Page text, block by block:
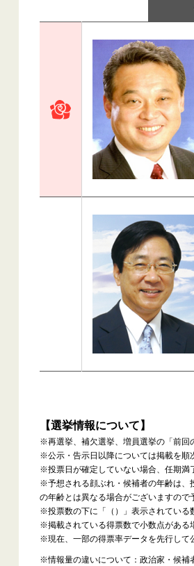
【選挙情報について】
※再選挙、補欠選挙、増員選挙の「前回
※公示・告示日以降については掲載を順
※投票日が確定していない場合、任期満
※予想される顔ぶれ・候補者の年齢は、
の年齢とは異なる場合がございますので
※投票数の下に「（）」表示されている
※掲載されている得票数で小数点がある
※現在、一部の得票率データを先行して
※情報量の違いについて：政治家・候補